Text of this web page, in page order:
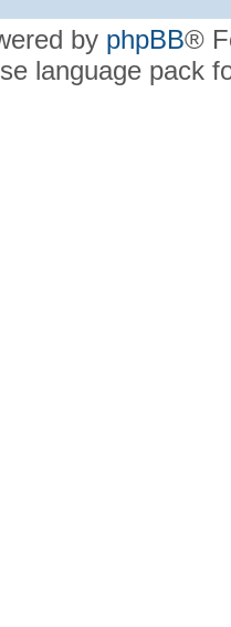
by phpBB®
language pack